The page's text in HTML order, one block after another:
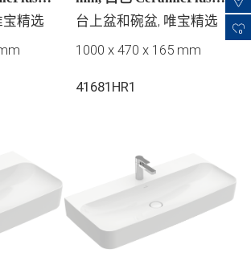
0
式溢水
宝精选
易洁釉面, 无溢水孔, 抛光
台上盆和碗盆, 唯宝精选
1000 x 470 x 165 mm
41681HR1